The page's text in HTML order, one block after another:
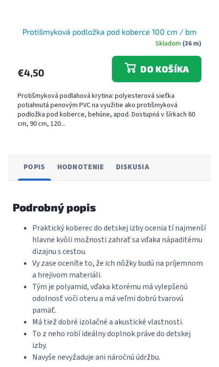
Protišmyková podložka pod koberce 100 cm / bm
Skladom (36 m)
€4,50 DO KOŠÍKA
Protišmyková podlahová krytina: polyesterová sieťka
potiahnutá penovým PVC na využitie ako protišmyková
podložka pod koberce, behúne, apod. Dostupná v šírkach 60
cm, 90 cm, 120...
POPIS HODNOTENIE DISKUSIA
Podrobný popis
Praktický koberec do detskej izby ocenia tí najmenší
hlavne kvôli možnosti zahrať sa vďaka nápaditému
dizajnu s cestou.
Vy zase oceníte to, že ich nôžky budú na príjemnom
a hrejivom materiáli.
Tým je polyamid, vďaka ktorému má vylepšenú
odolnosť voči oteru a má veľmi dobrú tvarovú
pamäť.
Má tiež dobré izolačné a akustické vlastnosti.
To z neho robí ideálny doplnok práve do detskej
izby.
Navyše nevyžaduje ani náročnú údržbu.